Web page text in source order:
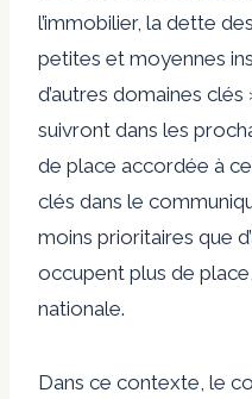
l’immobilier, la dette
petites et moyennes
d’autres domaines
suivront dans les
de place accordée à
clés dans le
moins prioritaires que
occupent plus de
nationale.
Dans ce contexte, le